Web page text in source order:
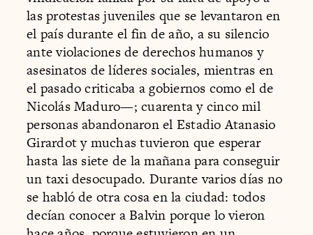
las protestas juveniles que se levantaron en
el país durante el fin de año, a su silencio
ante violaciones de derechos humanos y
asesinatos de líderes sociales, mientras en
el pasado criticaba a gobiernos como el de
Nicolás Maduro—; cuarenta y cinco mil
personas abandonaron el Estadio Atanasio
Girardot y muchas tuvieron que esperar
hasta las siete de la mañana para conseguir
un taxi desocupado. Durante varios días no
se habló de otra cosa en la ciudad: todos
decían conocer a Balvin porque lo vieron